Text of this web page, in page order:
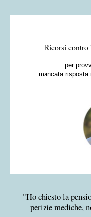
Ricorsi contro
per
mancata risposta
Ho chiesto la
perizie mediche,